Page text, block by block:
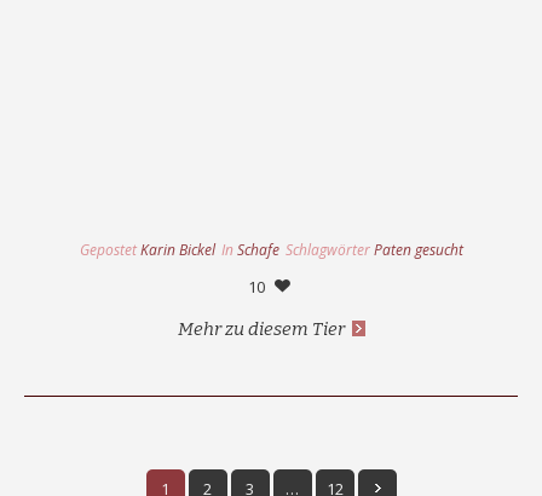
GepostetKarin Bickel In Schafe SchlagwörterPaten gesucht
10
Mehr zu diesem Tier
1 2 3 … 12